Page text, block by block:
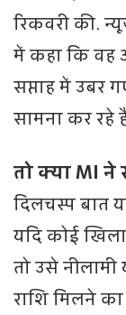
रिकवरी की.
में कहा कि वह
सप्ताह में उबर
सामना कर रहे
तो क्या MI
दिलचस्प बात
यदि कोई
तो उसे
राशि मिलने